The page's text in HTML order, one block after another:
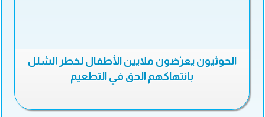
الحوثيون يعرّضون ملايين الأطفال لخطر الشلل
بانتهاكهم الحق في التطعيم